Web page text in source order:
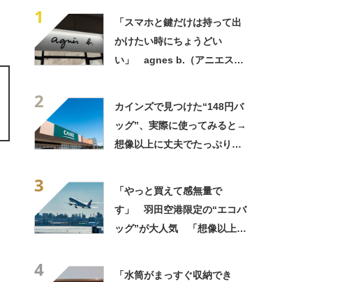
1
「スマホと鍵だけは持って出
かけたい時にちょうどい
い」 agnes b.（アニエスべ
2
カインズで見つけた“148円バ
ッグ”、実際に使ってみると→
想像以上に丈夫でたっぷり入
3
「やっと買えて感無量で
す」 羽田空港限定の“エコバ
ッグ”が大人気 「想像以上に
4
「水筒がまっすぐ収納でき